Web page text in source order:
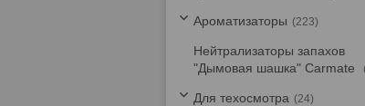
Ароматизаторы 223
Нейтрализаторы запахов
"Дымовая шашка" Carmate
Для техосмотра 24